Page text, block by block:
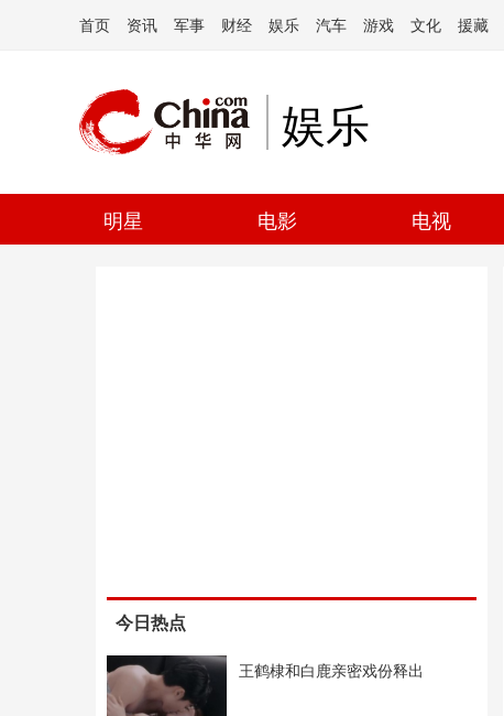
首页 资讯 军事 财经 娱乐 汽车 游戏 文化 援藏
娱乐
明星 电影 电视
今日热点
王鹤棣和白鹿亲密戏份释出